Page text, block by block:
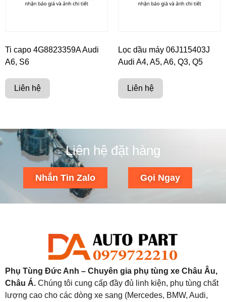
Ti capo 4G8823359A Audi
A6, S6
Liên hệ
Lọc dầu máy 06J115403J
Audi A4, A5, A6, Q3, Q5
Liên hệ
Liên hệ đặt hàng
Nhắn Tin Zalo Gọi Ngay
Phụ Tùng Đức Anh – Chuyên gia phụ tùng xe Châu Âu,
Châu Á. Chúng tôi cung cấp đầy đủ linh kiện, phụ tùng chất
lượng cao cho các dòng xe sang (Mercedes, BMW, Audi,